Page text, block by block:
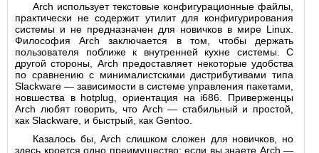
Arch использует текстовые конфигурационные файлы,
практически не содержит утилит для конфигурирования
системы и не предназначен для новичков в мире Linux.
Философия Arch заключается в том, чтобы держать
пользователя поближе к внутренней кухне системы. С
другой стороны, Arch предоставляет некоторые удобства
по сравнению с минималистскими дистрибутивами типа
Slackware — зависимости в системе управления пакетами,
новшества в hotplug, ориентация на i686. Приверженцы
Arch любят говорить, что Arch — стабильный и простой,
как Slackware, и быстрый, как Gentoo.
Казалось бы, Arch слишком сложен для новичков, но
здесь кроется одно преимущество: если вы знаете Arch —